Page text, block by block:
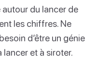
du lancer de
les chiffres. Ne
d’être un génie
lancer et à siroter.